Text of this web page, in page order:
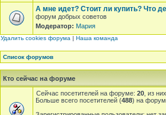
А мне идет? Стоит ли купить? Что
форум добрых советов
Модератор: Мария
Удалить cookies форума | Наша команда
Список форумов
Кто сейчас на форуме
Сейчас посетителей на форуме: 20 , из
Больше всего посетителей (488) на